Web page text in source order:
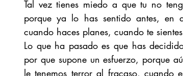
Tal vez tienes miedo a que tu no
porque ya lo has sentido antes, en
cuando haces planes, cuando te
Lo que ha pasado es que has
por que supone un esfuerzo, porque
le tenemos terror al fracaso,